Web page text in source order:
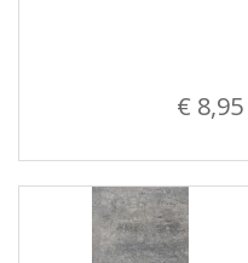
€ 8,95